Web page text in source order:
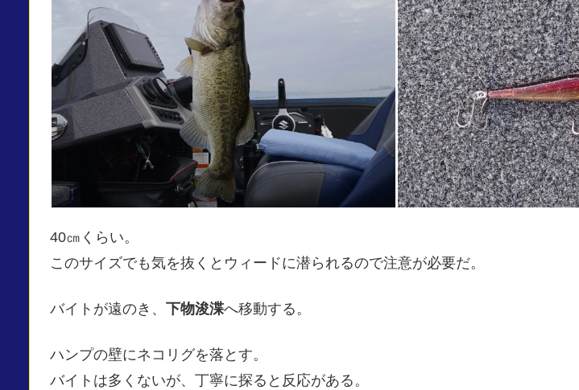
40㎝くらい。
このサイズでも気を抜くとウィードに潜られるので注意が必要だ。
バイトが遠のき、 下物浚渫へ移動する。
ハンプの壁にネコリグを落とす。
バイトは多くないが、丁寧に探ると反応がある。